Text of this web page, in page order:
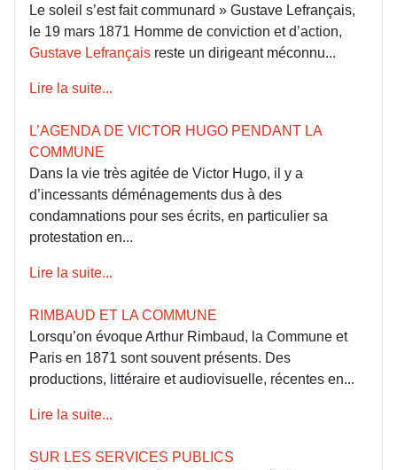
Le soleil s’est fait communard » Gustave Lefrançais,
le 19 mars 1871 Homme de conviction et d’action,
Gustave Lefrançais reste un dirigeant méconnu...
Lire la suite...
L’AGENDA DE VICTOR HUGO PENDANT LA
COMMUNE
Dans la vie très agitée de Victor Hugo, il y a
d’incessants déménagements dus à des
condamnations pour ses écrits, en particulier sa
protestation en...
Lire la suite...
RIMBAUD ET LA COMMUNE
Lorsqu’on évoque Arthur Rimbaud, la Commune et
Paris en 1871 sont souvent présents. Des
productions, littéraire et audiovisuelle, récentes en...
Lire la suite...
SUR LES SERVICES PUBLICS